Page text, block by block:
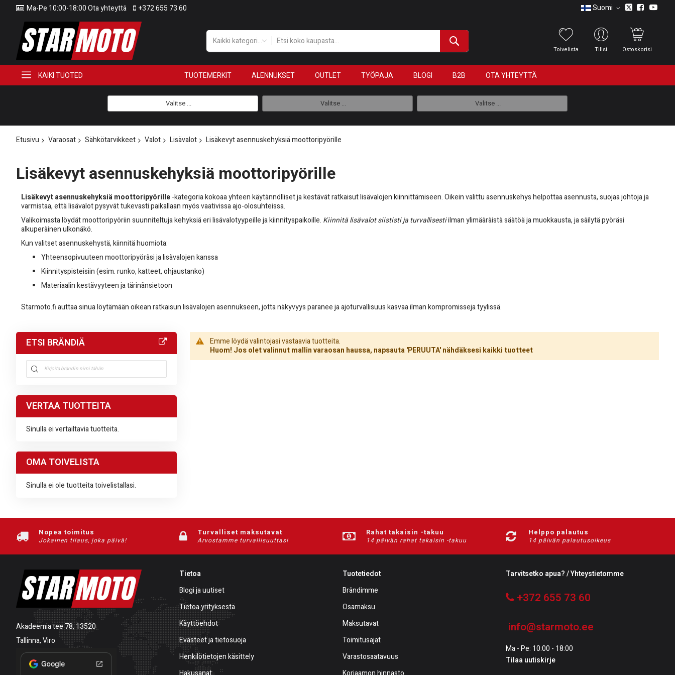
Ma-Pe 10:00-18:00 Ota yhteyttä +372 655 73 60 Suomi
Kaikki kategoriat
Toivelista Tilisi Ostoskorisi
KAIKI TUOTED TUOTEMERKIT ALENNUKSET OUTLET TYÖPAJA BLOGI B2B OTA YHTEYTTÄ
Valitse ... Valitse ... Valitse ...
Etusivu Varaosat Sähkötarvikkeet Valot Lisävalot Lisäkevyt asennuskehyksiä moottoripyörille
Lisäkevyt asennuskehyksiä moottoripyörille
Lisäkevyt asennuskehyksiä moottoripyörille-kategoria kokoaa yhteen käytännölliset ja kestävät ratkaisut lisävalojen kiinnittämiseen. Oikein valittu asennuskehys helpottaa asennusta, suojaa johtoja ja
varmistaa, että lisävalot pysyvät tukevasti paikallaan myös vaativissa ajo-olosuhteissa.
Valikoimasta löydät moottoripyöriin suunniteltuja kehyksiä eri lisävalotyypeille ja kiinnityspaikoille. Kiinnitä lisävalot siististi ja turvallisestiilman ylimääräistä säätöä ja muokkausta, ja säilytä pyöräsi
alkuperäinen ulkonäkö.
Kun valitset asennuskehystä, kiinnitä huomiota:
Yhteensopivuuteen moottoripyöräsi ja lisävalojen kanssa
Kiinnityspisteisiin (esim. runko, katteet, ohjaustanko)
Materiaalin kestävyyteen ja tärinänsietoon
Starmoto.fi auttaa sinua löytämään oikean ratkaisun lisävalojen asennukseen, jotta näkyvyys paranee ja ajoturvallisuus kasvaa ilman kompromisseja tyylissä.
Emme löydä valintojasi vastaavia tuotteita.
Huom! Jos olet valinnut mallin varaosan haussa, napsauta 'PERUUTA' nähdäksesi kaikki tuotteet
ETSI BRÄNDIÄ
VERTAA TUOTTEITA
Sinulla ei vertailtavia tuotteita.
OMA TOIVELISTA
Sinulla ei ole tuotteita toivelistallasi.
Nopea toimitus
Jokainen tilaus, joka päivä!
Turvalliset maksutavat
Arvostamme turvallisuuttasi
Rahat takaisin -takuu
14 päivän rahat takaisin -takuu
Helppo palautus
14 päivän palautusoikeus
Akadeemia tee 78, 13520
Tallinna, Viro
Tietoa
Blogi ja uutiset
Tietoa yrityksestä
Käyttöehdot
Evästeet ja tietosuoja
Henkilötietojen käsittely
Tuotetiedot
Brändimme
Osamaksu
Maksutavat
Toimitusajat
Varastosaatavuus
Tarvitsetko apua? / Yhteystietomme
+372 655 73 60
info@starmoto.ee
Ma - Pe: 10:00 - 18:00
Tilaa uutiskirje